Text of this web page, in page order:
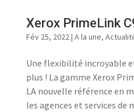
Xerox PrimeLink
Fév 25, 2022| A la une,
Une flexibilité incroyable
plus ! La gamme Xerox
LA nouvelle référence en
les agences et services de